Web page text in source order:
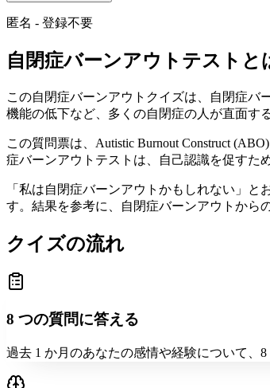
匿名 - 登録不要
自閉症バーンアウトテストと
この自閉症バーンアウトクイズは、自閉症バ
機能の低下など、多くの自閉症の人が直面す
この質問票は、Autistic Burnout Construct
症バーンアウトテストは、自己認識を促すた
「私は自閉症バーンアウトかもしれない」
す。結果を参考に、自閉症バーンアウトから
クイズの流れ
8 つの質問に答える
過去 1 か月のあなたの感情や経験について、